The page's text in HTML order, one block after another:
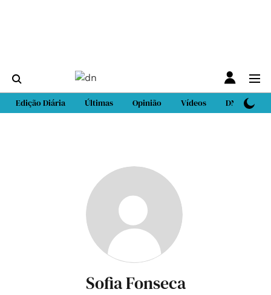
Edição Diária Últimas Opinião Vídeos DN Sport
Sofia Fonseca